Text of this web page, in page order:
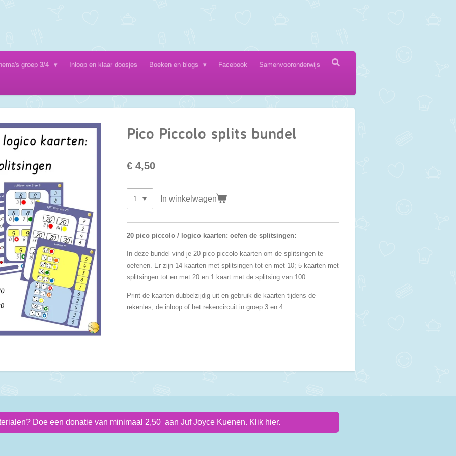
groep 3/4 Inloop en klaar doosjes Boeken en blogs Facebook Samenvooronderwijs
Pico Piccolo splits bundel
€ 4,50
In winkelwagen
20 pico piccolo / logico kaarten: oefen de splitsingen:
In deze bundel vind je 20 pico piccolo kaarten om de splitsingen te
oefenen. Er zijn 14 kaarten met splitsingen tot en met 10; 5 kaarten met
splitsingen tot en met 20 en 1 kaart met de splitsing van 100.
Print de kaarten dubbelzijdig uit en gebruik de kaarten tijdens de
rekenles, de inloop of het rekencircuit in groep 3 en 4.
Doe een donatie van minimaal 2,50 aan Juf Joyce Kuenen. Klik hier.